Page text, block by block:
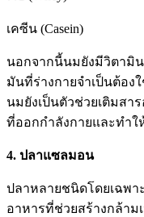
เคซีน (Casein)
นอกจากนี้นมยังมีวิตามิ
มันที่ร่างกายจำเป็นต้อง
นมยังเป็นตัวช่วยเติมสา
ที่ออกกำลังกายและทำ
4. ปลาแซลมอน
ปลาหลายชนิดโดยเฉพ
อาหารที่ช่วยสร้างกล้าม